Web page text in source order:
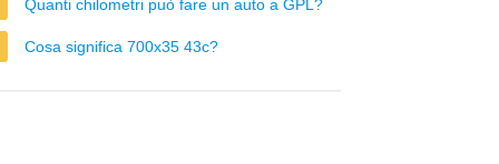
Quanti chilometri può fare un auto a GPL?
Cosa significa 700x35 43c?